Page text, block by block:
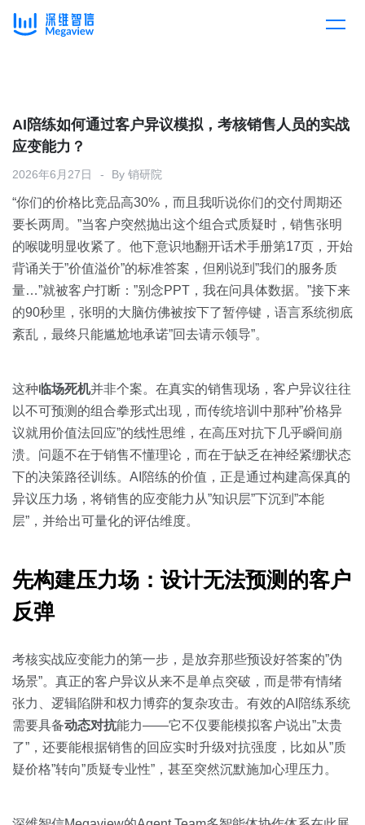
产品总览
产品集成
下载客户端
解决方案
按行业
企业服务
消费医疗
教育
汽车
金融
按角色
销售人员
按业务场景
培训辅导
客户案例
开放平台
定价
资源中心
全部
白皮书
销售会话智能
预约演示
AI陪练如何通过客户异议模拟，考核销售人员的实战
应变能力？
2026年6月27日 By 销研院
“你们的价格比竞品高30%，而且我听说你们的交付周期还
要长两周。”当客户突然抛出这个组合式质疑时，销售张明
的喉咙明显收紧了。他下意识地翻开话术手册第17页，开始
背诵关于”价值溢价”的标准答案，但刚说到”我们的服务质
量…”就被客户打断：”别念PPT，我在问具体数据。”接下来
的90秒里，张明的大脑仿佛被按下了暂停键，语言系统彻底
紊乱，最终只能尴尬地承诺”回去请示领导”。
这种临场死机并非个案。在真实的销售现场，客户异议往往
以不可预测的组合拳形式出现，而传统培训中那种”价格异
议就用价值法回应”的线性思维，在高压对抗下几乎瞬间崩
溃。问题不在于销售不懂理论，而在于缺乏在神经紧绷状态
下的决策路径训练。AI陪练的价值，正是通过构建高保真的
异议压力场，将销售的应变能力从”知识层”下沉到”本能
层”，并给出可量化的评估维度。
先构建压力场：设计无法预测的客户
反弹
考核实战应变能力的第一步，是放弃那些预设好答案的”伪
场景”。真正的客户异议从来不是单点突破，而是带有情绪
张力、逻辑陷阱和权力博弈的复杂攻击。有效的AI陪练系统
需要具备动态对抗能力——它不仅要能模拟客户说出”太贵
了”，还要能根据销售的回应实时升级对抗强度，比如从”质
疑价格”转向”质疑专业性”，甚至突然沉默施加心理压力。